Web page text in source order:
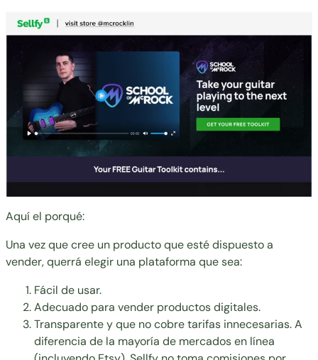
Aquí el porqué:
Una vez que cree un producto que esté dispuesto a
vender, querrá elegir una plataforma que sea:
Fácil de usar.
Adecuado para vender productos digitales.
Transparente y que no cobre tarifas innecesarias. A
diferencia de la mayoría de mercados en línea